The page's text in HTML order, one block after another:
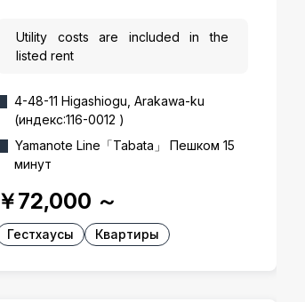
Utility costs are included in the
listed rent
4-48-11 Higashiogu, Arakawa-ku
(индекс:116-0012 )
Yamanote Line「Tabata」 Пешком 15
минут
￥72,000 ～
Гестхаусы Квартиры